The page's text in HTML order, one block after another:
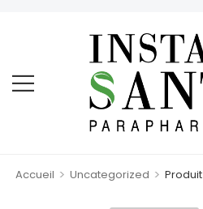
Accueil > Uncategorized > Produit